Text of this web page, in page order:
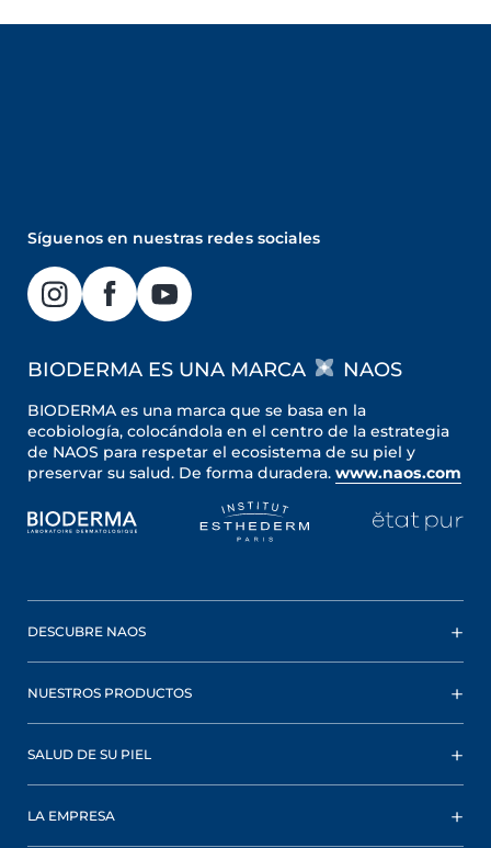
Síguenos en nuestras redes sociales
BIODERMA ES UNA MARCA NAOS
BIODERMA es una marca que se basa en la
ecobiología, colocándola en el centro de la estrategia
de NAOS para respetar el ecosistema de su piel y
preservar su salud. De forma duradera. www.naos.com
DESCUBRE NAOS
NUESTROS PRODUCTOS
SALUD DE SU PIEL
LA EMPRESA